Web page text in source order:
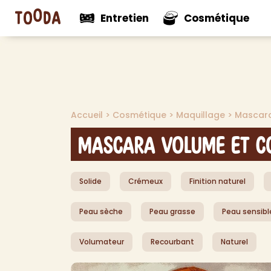
Entretien
Nouveautés
>
Cosmétique
Accueil > Cosmétique > Maquillage >
Mascara Volume et
Solide Crémeux Finition naturel
Peau sèche Peau grasse Peau
Volumateur Recourbant Naturel